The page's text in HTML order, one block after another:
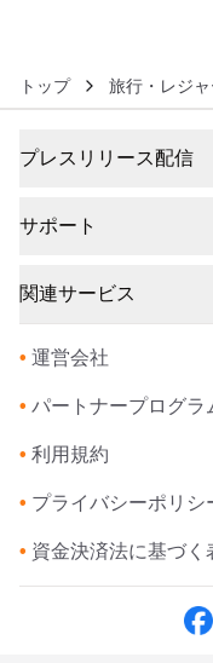
トップ 旅行・レジ
プレスリリース配信
サポート
関連サービス
• 運営会社
• パートナープログラ
• 利用規約
• プライバシーポリシ
• 資金決済法に基づく